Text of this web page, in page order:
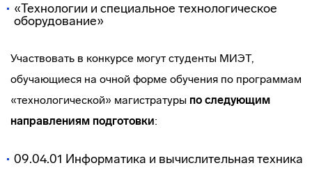
«Технологии и специальное технологическое
оборудование»
Участвовать в конкурсе могут студенты МИЭТ,
обучающиеся на очной форме обучения по программам
«технологической» магистратуры по следующим
направлениям подготовки:
09.04.01 Информатика и вычислительная техника